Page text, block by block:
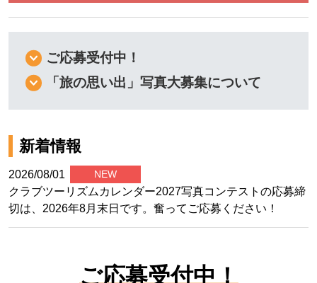
ご応募受付中！
「旅の思い出」写真大募集について
新着情報
2026/08/01 NEW
クラブツーリズムカレンダー2027写真コンテストの応募締
切は、2026年8月末日です。奮ってご応募ください！
ご応募受付中！